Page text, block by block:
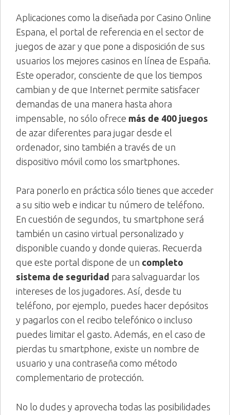
Aplicaciones como la diseñada por Casino Online
Espana, el portal de referencia en el sector de
juegos de azar y que pone a disposición de sus
usuarios los mejores casinos en línea de España.
Este operador, consciente de que los tiempos
cambian y de que Internet permite satisfacer
demandas de una manera hasta ahora
impensable, no sólo ofrece más de 400 juegos
de azar diferentes para jugar desde el
ordenador, sino también a través de un
dispositivo móvil como los smartphones.
Para ponerlo en práctica sólo tienes que acceder
a su sitio web e indicar tu número de teléfono.
En cuestión de segundos, tu smartphone será
también un casino virtual personalizado y
disponible cuando y donde quieras. Recuerda
que este portal dispone de un completo
sistema de seguridad para salvaguardar los
intereses de los jugadores. Así, desde tu
teléfono, por ejemplo, puedes hacer depósitos
y pagarlos con el recibo telefónico o incluso
puedes limitar el gasto. Además, en el caso de
pierdas tu smartphone, existe un nombre de
usuario y una contraseña como método
complementario de protección.
No lo dudes y aprovecha todas las posibilidades